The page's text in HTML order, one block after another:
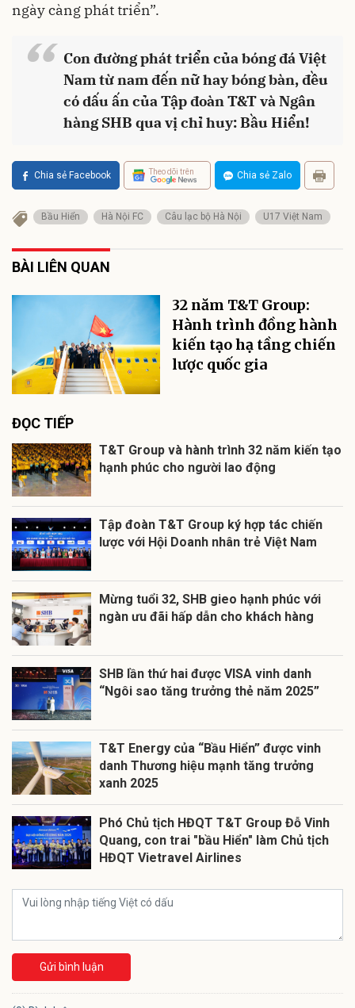
ngày càng phát triển”.
“
Con đường phát triển của bóng đá Việt
Nam từ nam đến nữ hay bóng bàn, đều
có dấu ấn của Tập đoàn T&T và Ngân
hàng SHB qua vị chỉ huy: Bầu Hiển!
Chia sẻ Facebook Theo dõi trên Chia sẻ Zalo
Bầu Hiển Hà Nội FC Câu lạc bộ Hà Nội U17 Việt Nam
BÀI LIÊN QUAN
32 năm T&T Group:
Hành trình đồng hành
kiến tạo hạ tầng chiến
lược quốc gia
ĐỌC TIẾP
T&T Group và hành trình 32 năm kiến tạo
hạnh phúc cho người lao động
Tập đoàn T&T Group ký hợp tác chiến
lược với Hội Doanh nhân trẻ Việt Nam
Mừng tuổi 32, SHB gieo hạnh phúc với
ngàn ưu đãi hấp dẫn cho khách hàng
SHB lần thứ hai được VISA vinh danh
“Ngôi sao tăng trưởng thẻ năm 2025”
T&T Energy của “Bầu Hiển” được vinh
danh Thương hiệu mạnh tăng trưởng
xanh 2025
Phó Chủ tịch HĐQT T&T Group Đỗ Vinh
Quang, con trai "bầu Hiển" làm Chủ tịch
HĐQT Vietravel Airlines
Gửi bình luận